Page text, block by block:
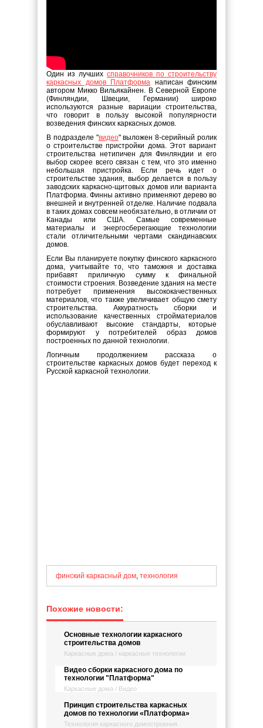
Один из лучших справочников по строительству
каркасных домов Платформа написан финским
автором Микко Вильякайнен. В Северной Европе
(Финляндии, Швеции, Германии) широко
используются разные вариации строительства,
что говорит в пользу высокой популярности
возведения финских каркасных домов.
В подразделе "видео" выложен 8-серийный ролик
о строительстве пристройки дома. Этот вариант
строительства нетипичен для Финляндии и его
выбор скорее всего связан с тем, что это именно
небольшая пристройка. Если речь идет о
строительстве здания, выбор делается в пользу
заводских каркасно-щитовых домов или варианта
Платформа. Финны активно применяют дерево во
внешней и внутренней отделке. Наличие подвала
в таких домах совсем необязательно, в отличии от
Канады или США. Самые современные
материалы и энергосберегающие технологии
стали отличительными чертами скандинавских
домов.
Если Вы планируете покупку финского каркасного
дома, учитывайте то, что таможня и доставка
прибавят приличную сумму к финальной
стоимости строения. Возведение здания на месте
потребует применения высококачественных
материалов, что также увеличивает общую смету
строительства. Аккуратность сборки и
использование качественных стройматериалов
обуславливают высокие стандарты, которые
формируют у потребителей образ домов
построенных по данной технологии.
Логичным продолжением рассказа о
строительстве каркасных домов будет переход к
Русской каркасной технологии.
финский каркасный дом, технология
Похожие новости:
Основные технологии каркасного
строительства домов
Каркасные дома / каркасные технологии
Видео сборки каркасного дома по
технологии "Платформа"
Каркасные дома / Видео
Принцип строительства каркасных
домов по технологии «Платформа»
Технология каркасного домостроения